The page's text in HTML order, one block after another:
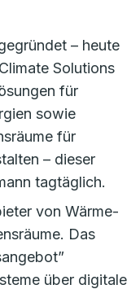
– heute
Solutions
für
sowie
für
– dieser
tagtäglich.
von Wärme-
Das
über digitale